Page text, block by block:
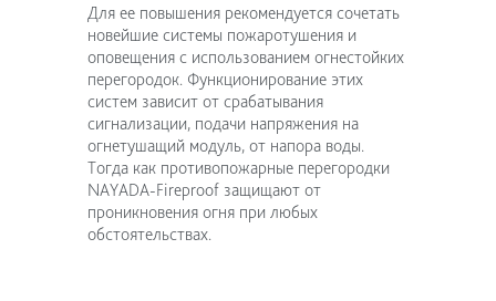
Для ее повышения рекомендуется сочетать
новейшие системы пожаротушения и
оповещения с использованием огнестойких
перегородок. Функционирование этих
систем зависит от срабатывания
сигнализации, подачи напряжения на
огнетушащий модуль, от напора воды.
Тогда как противопожарные перегородки
NAYADA-Fireproof защищают от
проникновения огня при любых
обстоятельствах.